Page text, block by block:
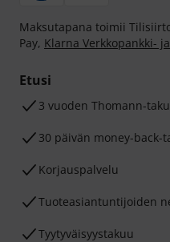
Maksutapana toimii
Pay, Klarna Verkkopankki-
Etusi
3 vuoden Thomann-
30 päivän money-back-
Korjauspalvelu
Tuoteasiantuntijoiden
Tyytyväisyystakuu